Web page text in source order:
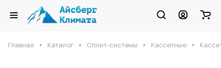
Главная Каталог Сплит-системы Кассетные